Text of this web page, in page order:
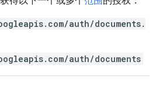
auth/documents.
auth/documents